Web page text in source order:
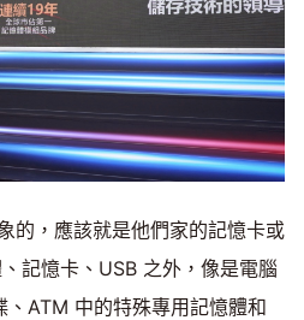
的，應該就是他們家的記憶卡或
記憶卡、USB 之外，像是電腦
ATM 中的特殊專用記憶體和